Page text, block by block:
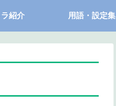
紹介 用語・設定集